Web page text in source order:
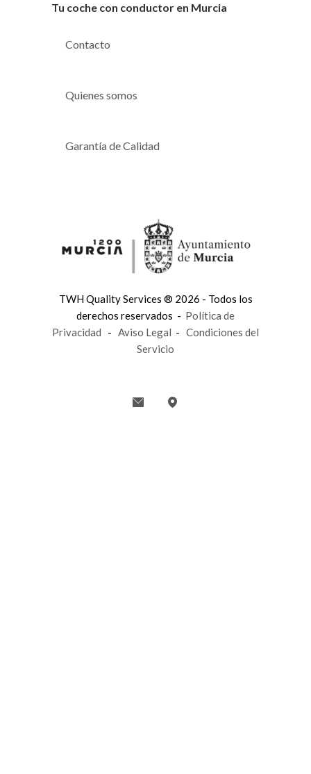
Tu coche con conductor en Murcia
Contacto
Quienes somos
Garantía de Calidad
TWH Quality Services ® 2026 - Todos los
derechos reservados - Política de
Privacidad - Aviso Legal - Condiciones del
Servicio